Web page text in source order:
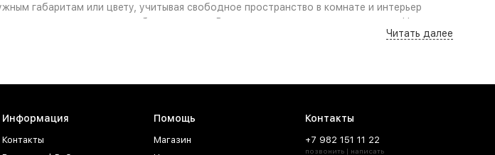
габаритам или цвету, учитывая свободное пространство в комнате и интерьер
и распродажа мебели позволят Вам заметно сэкономить на покупке. Надежная
или удобный кредит сделают покупку по настоящему выгодной и приятной.
диван предпочитаютв салоне мебели«Моя
: от стильных шкафов до комфортабельных кроватей, так как
Читать далее
Информация
Контакты
Помощь
Магазин
Контакты
+7 982 151 11 22
позвонить | написать